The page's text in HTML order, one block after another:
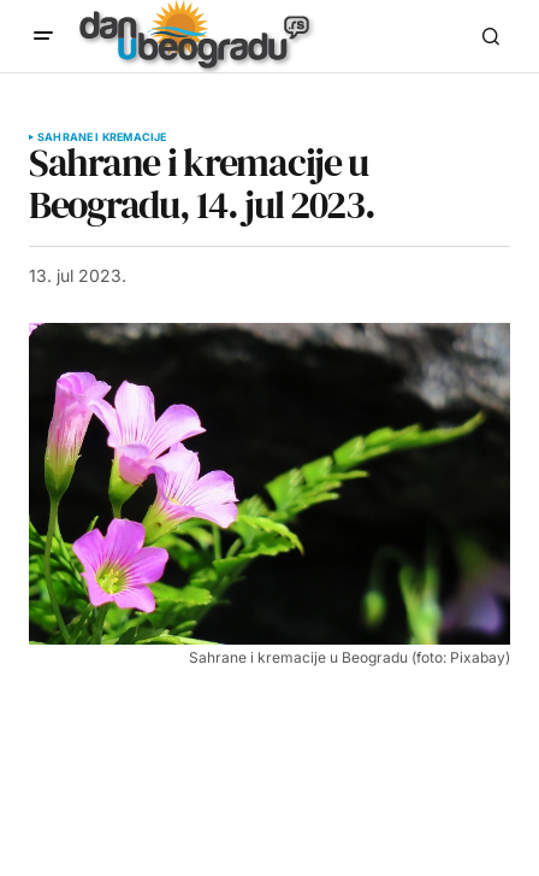
SAHRANE I KREMACIJE
Sahrane i kremacije u
Beogradu, 14. jul 2023.
13. jul 2023.
Sahrane i kremacije u Beogradu (foto: Pixabay)